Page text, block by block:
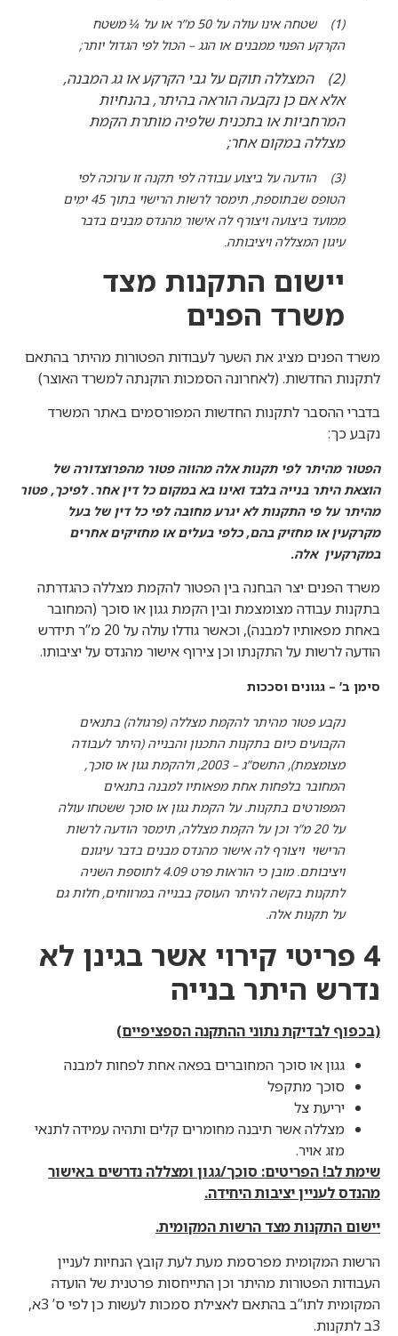
(1) שטחה אינו עולה על 50 מ”ר או על ¼ משטח
הקרקע הפנוי ממבנים או הגג – הכול לפי הגדול יותר;
(2) המצללה תוקם על גבי הקרקע או גג המבנה,
אלא אם כן נקבעה הוראה בהיתר, בהנחיות
המרחביות או בתכנית שלפיה מותרת הקמת
מצללה במקום אחר;
(3) הודעה על ביצוע עבודה לפי תקנה זו ערוכה לפי
הטופס שבתוספת, תימסר לרשות הרישוי בתוך 45 ימים
ממועד ביצועה ויצורף לה אישור מהנדס מבנים בדבר
עיגון המצללה ויציבותה.
יישום התקנות מצד
משרד הפנים
משרד הפנים מציג את השער לעבודות הפטורות מהיתר בהתאם
לתקנות החדשות. (לאחרונה הסמכות הוקנתה למשרד האוצר)
בדברי ההסבר לתקנות החדשות המפורסמים באתר המשרד
נקבע כך:
הפטור מהיתר לפי תקנות אלה מהווה פטור מהפרוצדורה של
הוצאת היתר בנייה בלבד ואינו בא במקום כל דין אחר. לפיכך, פטור
מהיתר על פי התקנות לא יגרע מחובה לפי כל דין של בעל
מקרקעין או מחזיק בהם, כלפי בעלים או מחזיקים אחרים
במקרקעין אלה.
משרד הפנים יצר הבחנה בין הפטור להקמת מצללה כהגדרתה
בתקנות עבודה מצומצמת ובין הקמת גגון או סוכך (המחובר
באחת מפאותיו למבנה), וכאשר גודלו עולה על 20 מ”ר תידרש
הודעה לרשות על התקנתו וכן צירוף אישור מהנדס על יציבותו.
סימן ב’ – גגונים וסככות
נקבע פטור מהיתר להקמת מצללה (פרגולה) בתנאים
הקבועים כיום בתקנות התכנון והבנייה (היתר לעבודה
מצומצמת), התשס”ג – 2003, ולהקמת גגון או סוכך,
המחובר בלפחות אחת מפאותיו למבנה בתנאים
המפורטים בתקנות. על הקמת גגון או סוכך ששטחו עולה
על 20 מ”ר וכן על הקמת מצללה, תימסר הודעה לרשות
הרישוי ויצורף לה אישור מהנדס מבנים בדבר עיגונם
ויציבותם. מובן כי הוראות פרט 4.09 לתוספת השניה
לתקנות בקשה להיתר העוסק בבנייה במרווחים, חלות גם
על תקנות אלה.
4 פריטי קירוי אשר בגינן לא
נדרש היתר בנייה
(בכפוף לבדיקת נתוני ההתקנה הספציפיים)
גגון או סוכך המחוברים בפאה אחת לפחות למבנה
סוכך מתקפל
יריעת צל
מצללה אשר תיבנה מחומרים קלים ותהיה עמידה לתנאי
מזג אויר.
שימת לב! הפריטים: סוכך/גגון ומצללה נדרשים באישור
מהנדס לעניין יציבות היחידה.
יישום התקנות מצד הרשות המקומית.
הרשות המקומית מפרסמת מעת לעת קובץ הנחיות לעניין
העבודות הפטורות מהיתר וכן התייחסות פרטנית של הועדה
המקומית לתו”ב בהתאם לאצילת סמכות לעשות כן לפי ס’ 3א,
3ב לתקנות.